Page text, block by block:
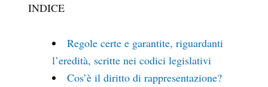
INDICE
Regole certe e garantite, riguardanti
l’eredità, scritte nei codici legislativi
Cos’è il diritto di rappresentazione?